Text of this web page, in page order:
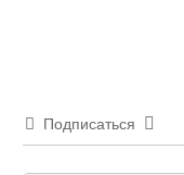
Подписаться